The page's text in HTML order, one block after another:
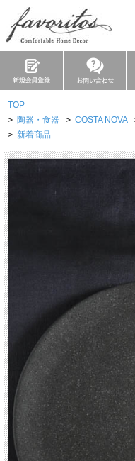
TOP
> 陶器・食器 > COSTA NOVA
> 新着商品